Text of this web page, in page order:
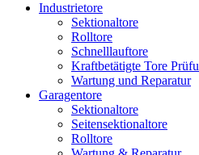
Industrietore
Sektionaltore
Rolltore
Schnelllauftore
Kraftbetätigte Tore
Wartung und Reparatur
Garagentore
Sektionaltore
Seitensektionaltore
Rolltore